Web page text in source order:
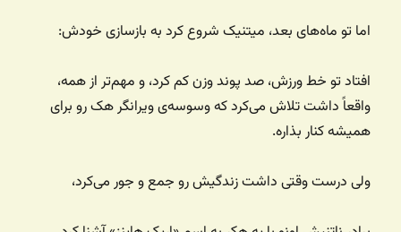
اما تو ماه‌های بعد، میتنیک شروع کرد به بازسازی خودش:
افتاد تو خط ورزش، صد پوند وزن کم کرد، و مهم‌تر از همه،
واقعاً داشت تلاش می‌کرد که وسوسه‌ی ویرانگر هک رو برای
همیشه کنار بذاره.
ولی درست وقتی داشت زندگیش رو جمع و جور می‌کرد،